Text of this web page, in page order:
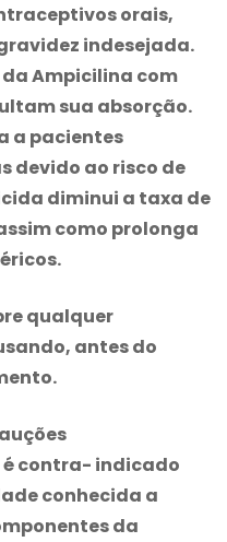
orais,
indesejada.
Ampicilina com
sua absorção.
a pacientes
devido ao risco de
diminui a taxa de
como prolonga
qualquer
antes do
é contra- indicado
conhecida a
da